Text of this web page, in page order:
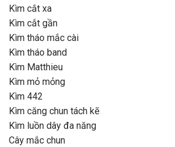
Kìm cắt xa
Kìm cắt gần
Kìm tháo mắc cài
Kìm tháo band
Kìm Matthieu
Kìm mỏ mỏng
Kìm 442
Kìm căng chun tách kẽ
Kìm luồn dây đa năng
Cây mắc chun